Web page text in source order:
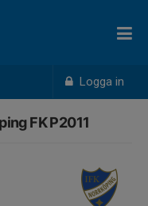
Logga in
FK P2011